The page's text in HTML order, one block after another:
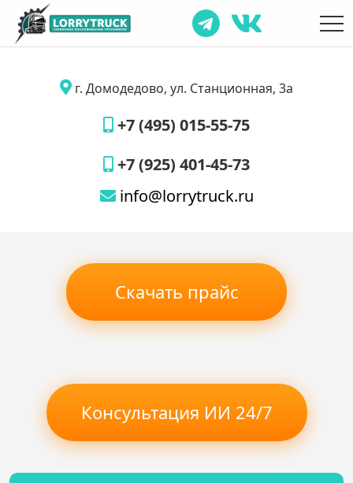
г. Домодедово, ул. Станционная, 3а
+7 (495) 015-55-75
+7 (925) 401-45-73
info@lorrytruck.ru
Скачать прайс
Консультация ИИ 24/7